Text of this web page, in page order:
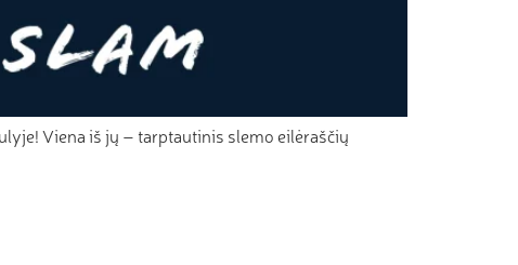
Viena iš jų – tarptautinis slemo eilėraščių